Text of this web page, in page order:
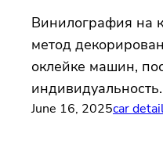
Винилография на
метод
оклейке машин,
June 16, 2025car